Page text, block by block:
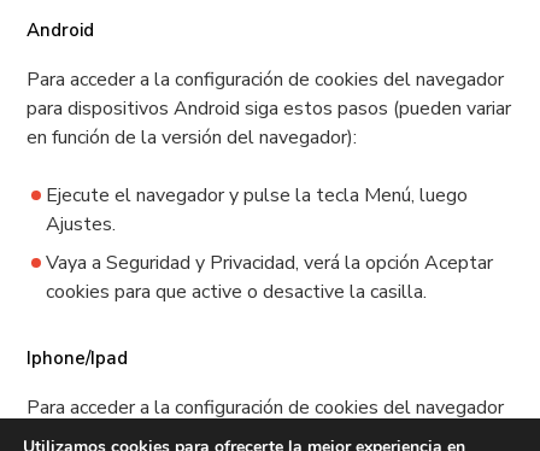
Android
Para acceder a la configuración de cookies del navegador
para dispositivos Android siga estos pasos (pueden variar
en función de la versión del navegador):
Ejecute el navegador y pulse la tecla Menú, luego
Ajustes.
Vaya a Seguridad y Privacidad, verá la opción Aceptar
cookies para que active o desactive la casilla.
Iphone/Ipad
Para acceder a la configuración de cookies del navegador
Safari para iOS siga estos pasos (pueden variar en función